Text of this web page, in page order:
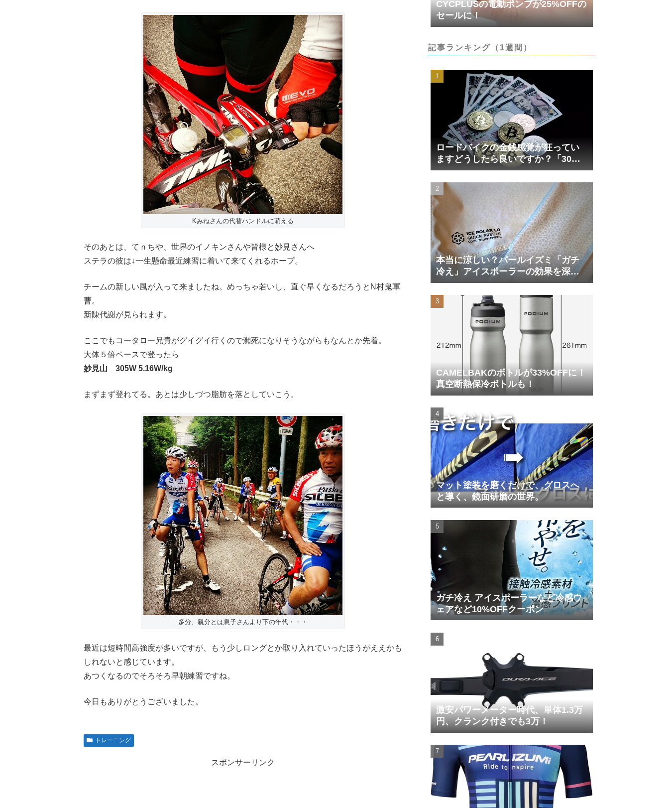
Kみねさんの代替ハンドルに萌える
そのあとは、てｎちや、世界のイノキンさんや皆様と妙見さんへ
ステラの彼は↓一生懸命最近練習に着いて来てくれるホープ。
チームの新しい風が入って来ましたね。めっちゃ若いし、直ぐ早くなるだろうとN村鬼軍
曹。
新陳代謝が見られます。
ここでもコータロー兄貴がグイグイ行くので瀕死になりそうながらもなんとか先着。
大体５倍ペースで登ったら
妙見山 305W 5.16W/kg
まずまず登れてる。あとは少しづつ脂肪を落としていこう。
多分、親分とは息子さんより下の年代・・・
最近は短時間高強度が多いですが、もう少しロングとか取り入れていったほうがええかも
しれないと感じています。
あつくなるのでそろそろ早朝練習ですね。
今日もありがとうございました。
トレーニング
スポンサーリンク
CYCPLUSの電動ポンプが25%OFFの
セールに！
記事ランキング（1週間）
ロードバイクの金銭感覚が狂ってい
ますどうしたら良いですか？「30万
円は安い」の正体
本当に涼しい？パールイズミ「ガチ
冷え」アイスポーラーの効果を深部
体温計COREで測ってみた
CAMELBAKのボトルが33%OFFに！
真空断熱保冷ボトルも！
マット塗装を磨くだけで、グロスへ
と導く、鏡面研磨の世界。
ガチ冷え アイスポーラーなど冷感ウ
ェアなど10%OFFクーポン
激安パワーメーター時代、単体1.3万
円、クランク付きでも3万！